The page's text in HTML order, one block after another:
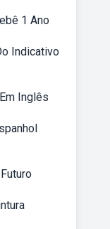
1 Ano
Indicativo
Inglês